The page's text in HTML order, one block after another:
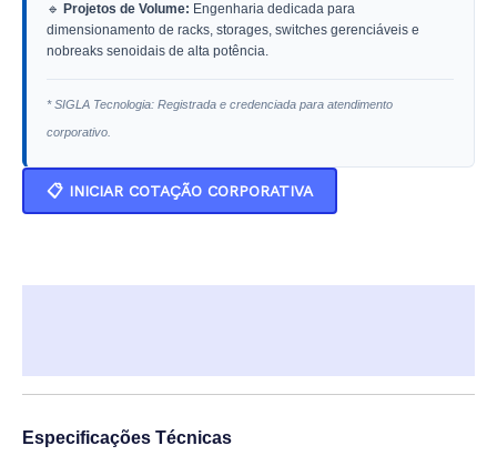
🔹 Projetos de Volume: Engenharia dedicada para
dimensionamento de racks, storages, switches gerenciáveis e
nobreaks senoidais de alta potência.
* SIGLA Tecnologia: Registrada e credenciada para atendimento
corporativo.
📋 INICIAR COTAÇÃO CORPORATIVA
Especificações Técnicas